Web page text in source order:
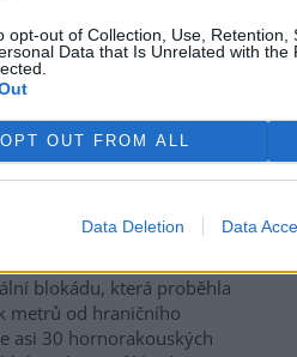
opt-out of Collection, Use, Retention,
Data that Is Unrelated with the
OPT OUT FROM ALL
Data Deletion Data
nestačila
území města Pardubic sice
ke zvýšenému
na jaře opakovat.
blokády kvůli Temelínu
(
blokádu, která proběhla
metrů od hraničního
asi 30 hornorakouských